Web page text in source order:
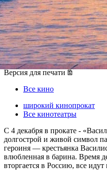
Крепостная
выходит на
Наполеоном
04 декабря 2014, четверг-17
Версия для печати
Все кино
широкий кинопрокат
Все кинотеатры
С 4 декабря в прокате -
долгострой и живой символ
героиня — крестьянка
влюбленная в барина. Время
вторгается в Россию, все